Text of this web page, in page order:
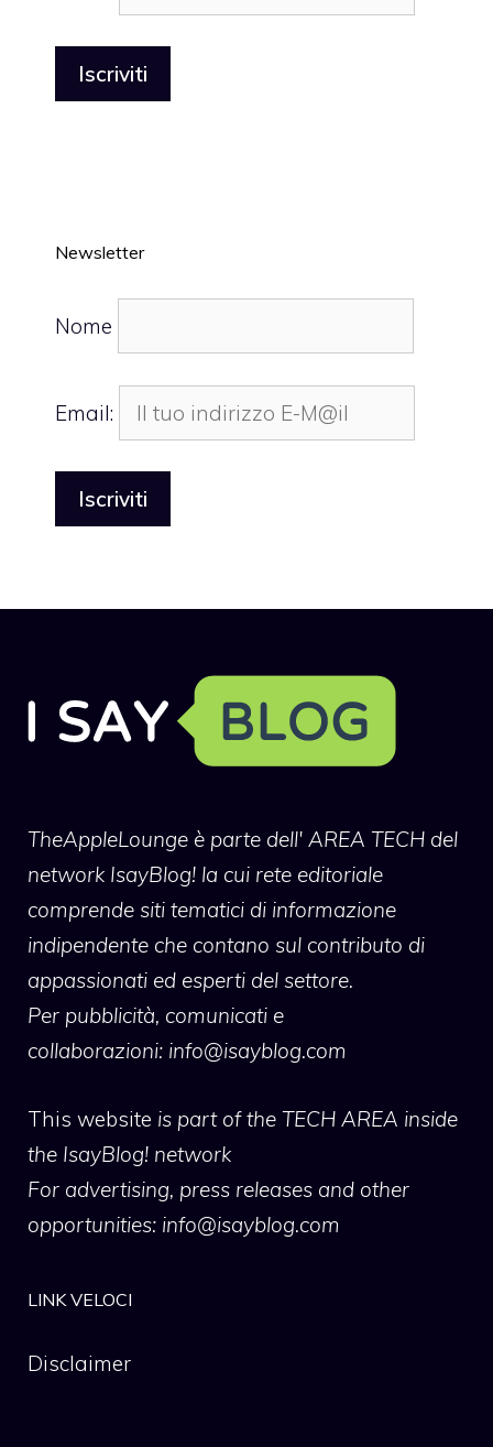
Newsletter
Nome
Email:
TheAppleLounge è parte dell' AREA TECH del
network IsayBlog! la cui rete editoriale
comprende siti tematici di informazione
indipendente che contano sul contributo di
appassionati ed esperti del settore.
Per pubblicità, comunicati e
collaborazioni: info@isayblog.com
This website is part of the TECH AREA inside
the IsayBlog! network
For advertising, press releases and other
opportunities: info@isayblog.com
LINK VELOCI
Disclaimer